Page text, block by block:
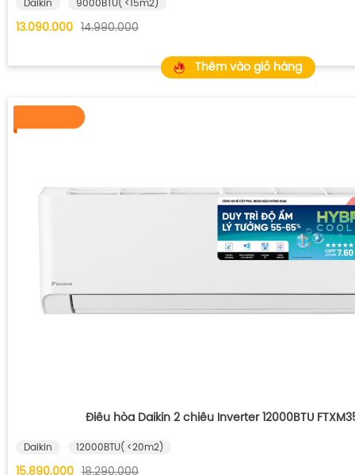
Daikin 9000BTU( <15m2)
13.090.000 14.990.000
Thêm vào giỏ hàng
Điều hòa Daikin 2 chiều Inverter 12000BTU
Daikin 12000BTU( <20m2)
15.890.000 18.290.000